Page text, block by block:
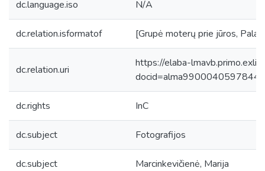
dc.language.iso N/A
dc.relation.isformatof [Grupė moterų prie jūros,
dc.relation.uri
https://elaba-
dc.rights InC
dc.subject Fotografijos
dc.subject Marcinkevičienė, Marija